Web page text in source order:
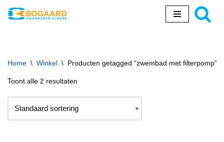
inhoud
Home \ Winkel \ Producten getagged “zwembad met filterpomp”
Toont alle 2 resultaten